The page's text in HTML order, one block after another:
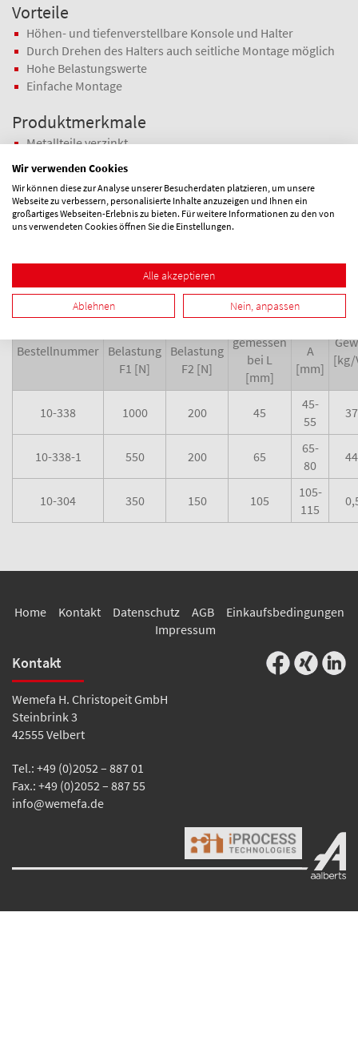
Vorteile
Höhen- und tiefenverstellbare Konsole und Halter
Durch Drehen des Halters auch seitliche Montage möglich
Hohe Belastungswerte
Einfache Montage
Produktmerkmale
Metallteile verzinkt
Verstellbarer Wandabstand (s. Maß A)
Satz besteht aus 2 Konsolen 2 Haltern 4 Schrauben und 4
Dübel
Siehe Preisliste im Downloadbereich
Bestellnummer Belastung
F1 [N]
Belastung
F2 [N]
gemessen
bei L
[mm]
A
[mm]
[kg/
10-338 1000 200 45
45-
55
10-338-1 550 200 65
65-
80
10-304 350 150 105
105-
115
Home Kontakt Datenschutz AGB
Einkaufsbedingungen
Impressum
Kontakt
Wemefa H. Christopeit GmbH
Steinbrink 3
42555 Velbert
Tel.: +49 (0)2052 – 887 01
Fax.: +49 (0)2052 – 887 55
info@wemefa.de
Wir verwenden Cookies
Wir können diese zur Analyse unserer Besucherdaten platzieren, um unsere
Webseite zu verbessern, personalisierte Inhalte anzuzeigen und Ihnen ein
großartiges Webseiten-Erlebnis zu bieten. Für weitere Informationen zu den von
uns verwendeten Cookies öffnen Sie die Einstellungen.
Alle akzeptieren
Ablehnen Nein, anpassen